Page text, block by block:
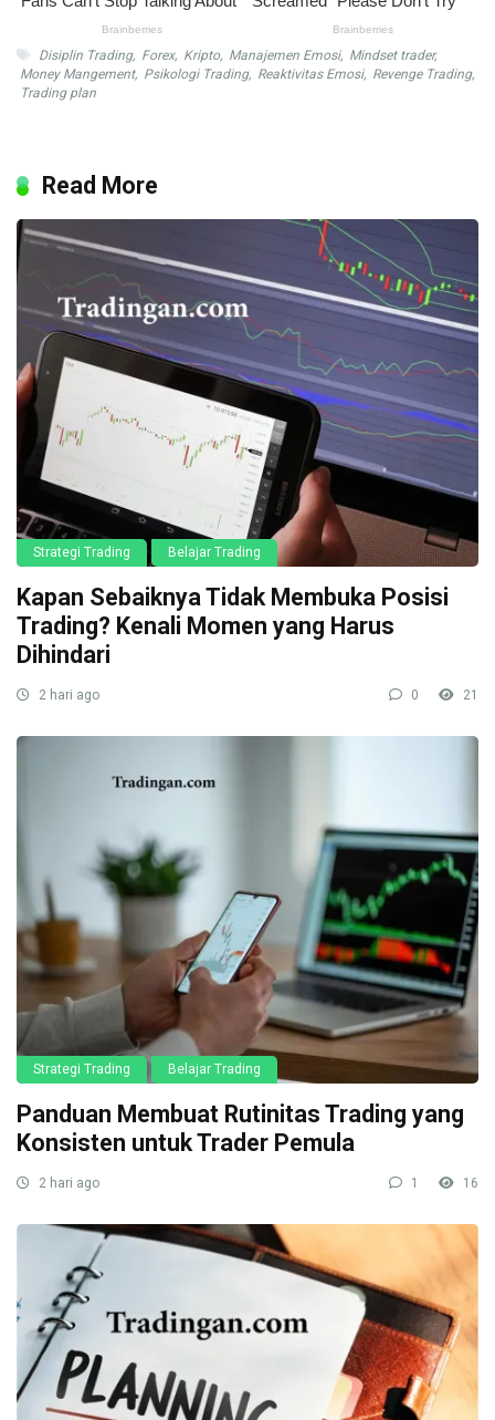
Disiplin Trading, Forex, Kripto, Manajemen Emosi, Mindset trader,
Money Mangement, Psikologi Trading, Reaktivitas Emosi, Revenge Trading,
Trading plan
Read More
Strategi Trading Belajar Trading
Kapan Sebaiknya Tidak Membuka Posisi
Trading? Kenali Momen yang Harus
Dihindari
2 hari ago 0 21
Strategi Trading Belajar Trading
Panduan Membuat Rutinitas Trading yang
Konsisten untuk Trader Pemula
2 hari ago 1 16